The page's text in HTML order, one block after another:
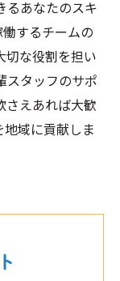
るあなたのスキ
するチームの
切な役割を担い
スタッフのサポ
さえあれば大歓
域に貢献しま